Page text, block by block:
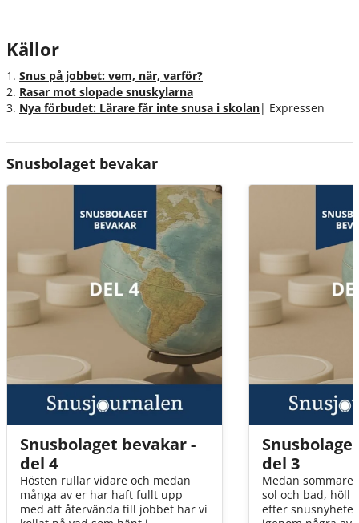
Källor
1. Snus på jobbet: vem, när, varför?
2. Rasar mot slopade snuskylarna
3. Nya förbudet: Lärare får inte snusa i skolan| Expressen
Snusbolaget bevakar
Snusbolaget bevakar -
del 4
Hösten rullar vidare och medan
många av er har haft fullt upp
med att återvända till jobbet har vi
del 3
Medan
sol och bad, höll
efter